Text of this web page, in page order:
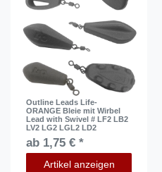
Outline Leads Life-
ORANGE Bleie mit Wirbel
Lead with Swivel # LF2 LB2
LV2 LG2 LGL2 LD2
ab 1,75 € *
Artikel anzeigen